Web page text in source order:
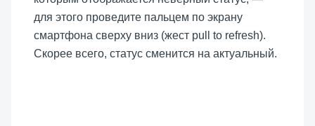
для этого проведите пальцем по экрану
смартфона сверху вниз (жест pull to refresh).
Скорее всего, статус сменится на актуальный.